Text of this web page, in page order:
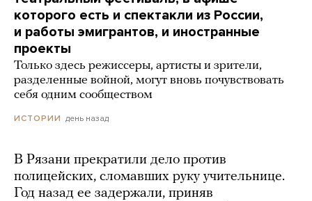
которого есть и спектакли из России,
и работы эмигрантов, и иностранные
проекты
Только здесь режиссеры, артисты и зрители,
разделенные войной, могут вновь почувствовать
себя одним сообществом
ИСТОРИИ день назад
В Рязани прекратили дело против
полицейских, сломавших руку учительнице.
Год назад ее задержали, приняв